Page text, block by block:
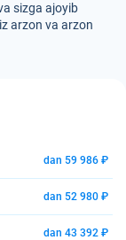
sizga ajoyib
arzon va arzon
dan 59 986 ₽
dan 52 980 ₽
dan 43 392 ₽